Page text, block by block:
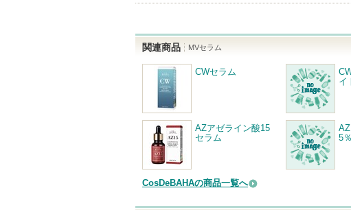
関連商品 MVセラム
CWセラム
イ
AZアゼライン酸15
セラム
5
CosDeBAHAの商品一覧へ